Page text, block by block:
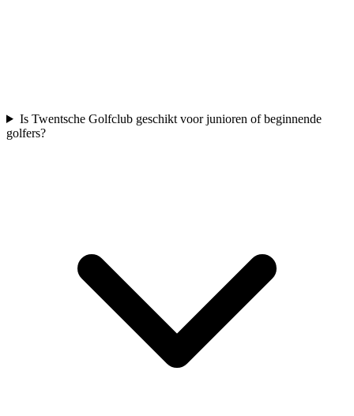
Is Twentsche Golfclub geschikt voor junioren of beginnende
golfers?